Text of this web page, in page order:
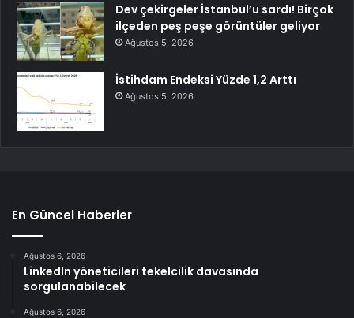
Dev çekirgeler İstanbul’u sardı! Birçok
ilçeden peş peşe görüntüler geliyor
Ağustos 5, 2026
İstihdam Endeksi Yüzde 1,2 Arttı
Ağustos 5, 2026
En Güncel Haberler
Ağustos 6, 2026
LinkedIn yöneticileri tekelcilik davasında
sorgulanabilecek
Ağustos 6, 2026